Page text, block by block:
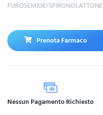
FUROSEMIDE/SPIRONOLATTONE
Prenota Farmaco
Nessun Pagamento Richiesto